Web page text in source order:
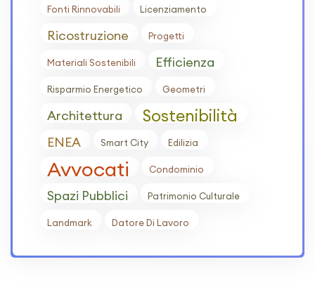
Fonti Rinnovabili Licenziamento
Ricostruzione Progetti
Materiali Sostenibili Efficienza
Risparmio Energetico Geometri
Architettura Sostenibilità
ENEA Smart City Edilizia
Avvocati Condominio
Spazi Pubblici Patrimonio Culturale
Landmark Datore Di Lavoro